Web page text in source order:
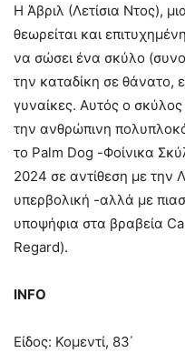
Η Άβριλ (Λετίσια Ντος),
θεωρείται και
να σώσει ένα σκύλο
την καταδίκη σε θάνατο,
γυναίκες. Αυτός ο
την ανθρώπινη
το Palm Dog -Φοίνικα
2024 σε αντίθεση με την
υπερβολική -αλλά με
υποψήφια στα βραβεία
Regard).
INFO
Είδος: Κομεντί, 83΄